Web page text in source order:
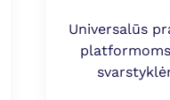
Universalūs